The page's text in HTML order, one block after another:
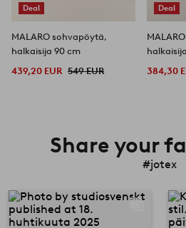
Deal
MALARO sohvapöytä,
halkaisija 90 cm
439,20 EUR 549 EUR
Deal
384,30
Share your
#jotex